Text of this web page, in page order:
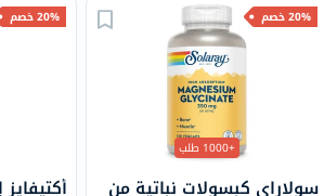
20% خصم
+1000 طلب
سولاراي كبسولات نباتية من
20% خصم